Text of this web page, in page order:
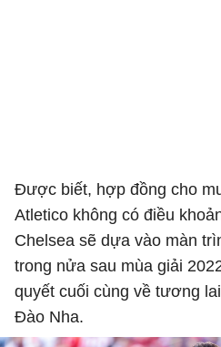
Được biết, hợp đồng cho
Atletico không có điều
Chelsea sẽ dựa vào màn
trong nửa sau mùa giải
quyết cuối cùng về tương
Đào Nha.